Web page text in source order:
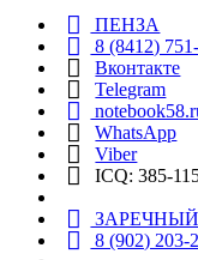
ПЕНЗА
8 (8412)
Вконтакте
Telegram
WhatsApp
Viber
ICQ: 385-
ЗАРЕЧНЫЙ
8 (902) 203-